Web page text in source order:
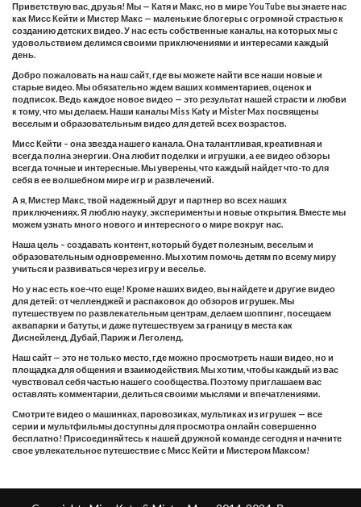
Приветствую вас, друзья! Мы — Катя и Макс, но в мире YouTube вы знаете нас
как Мисс Кейти и Мистер Макс — маленькие блогеры с огромной страстью к
созданию детских видео. У нас есть собственные каналы, на которых мы с
удовольствием делимся своими приключениями и интересами каждый
день.
Добро пожаловать на наш сайт, где вы можете найти все наши новые и
старые видео. Мы обязательно ждем ваших комментариев, оценок и
подписок. Ведь каждое новое видео — это результат нашей страсти и любви
к тому, что мы делаем. Наши каналы Miss Katy и Mister Max посвящены
веселым и образовательным видео для детей всех возрастов.
Мисс Кейти – она звезда нашего канала. Она талантливая, креативная и
всегда полна энергии. Она любит поделки и игрушки, а ее видео обзоры
всегда точные и интересные. Мы уверены, что каждый найдет что-то для
себя в ее волшебном мире игр и развлечений.
А я, Мистер Макс, твой надежный друг и партнер во всех наших
приключениях. Я люблю науку, эксперименты и новые открытия. Вместе мы
можем узнать много нового и интересного о мире вокруг нас.
Наша цель – создавать контент, который будет полезным, веселым и
образовательным одновременно. Мы хотим помочь детям по всему миру
учиться и развиваться через игру и веселье.
Но у нас есть кое-что еще! Кроме наших видео, вы найдете и другие видео
для детей: от челленджей и распаковок до обзоров игрушек. Мы
путешествуем по развлекательным центрам, делаем шоппинг, посещаем
аквапарки и батуты, и даже путешествуем за границу в места как
Диснейленд, Дубай, Париж и Леголенд.
Наш сайт — это не только место, где можно просмотреть наши видео, но и
площадка для общения и взаимодействия. Мы хотим, чтобы каждый из вас
чувствовал себя частью нашего сообщества. Поэтому приглашаем вас
оставлять комментарии, делиться своими мыслями и впечатлениями.
Смотрите видео о машинках, паровозиках, мультиках из игрушек — все
серии и мультфильмы доступны для просмотра онлайн совершенно
бесплатно! Присоединяйтесь к нашей дружной команде сегодня и начните
свое увлекательное путешествие с Мисс Кейти и Мистером Максом!